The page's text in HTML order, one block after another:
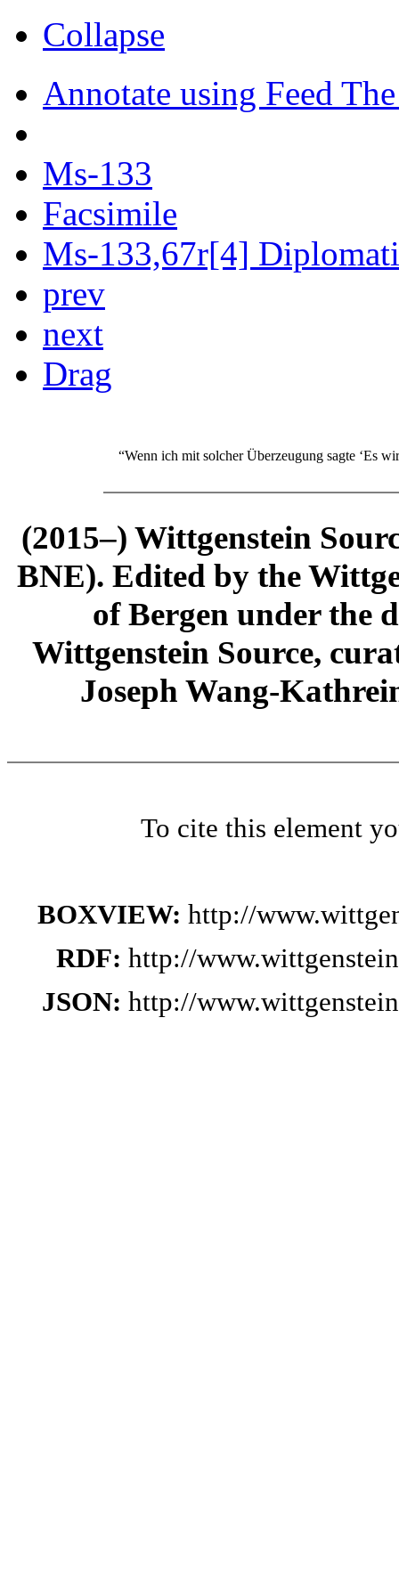
Collapse
Annotate using Feed
Ms-133
Facsimile
Ms-133,67r[4]
prev
next
Drag
“Wenn ich mit solcher Überzeugung sagte ‘Es
(2015–) Wittgenstein
BNE). Edited by the
of Bergen under the
Wittgenstein Source,
Joseph Wang-
To cite this element
BOXVIEW: http://
RDF: http://
JSON: http://